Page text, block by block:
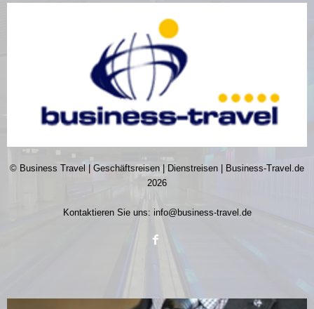
© Business Travel | Geschäftsreisen | Dienstreisen | Business-Travel.de
2026
Kontaktieren Sie uns: info@business-travel.de